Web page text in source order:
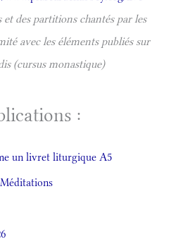
et des partitions chantés par les
avec les éléments publiés sur
(cursus monastique)
:
un livret liturgique A5